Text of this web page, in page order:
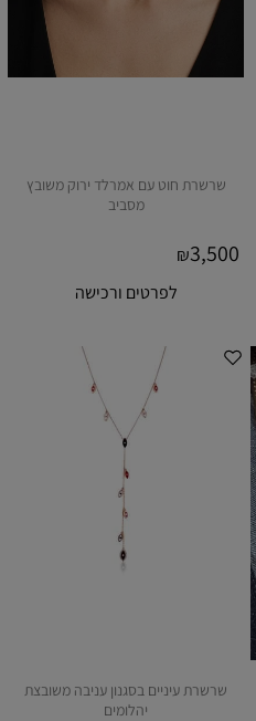
שרשרת חוט עם אמרלד ירוק משובץ
מסביב
₪3,500
לפרטים ורכישה
שרשרת עיניים בסגנון עניבה משובצת
יהלומים